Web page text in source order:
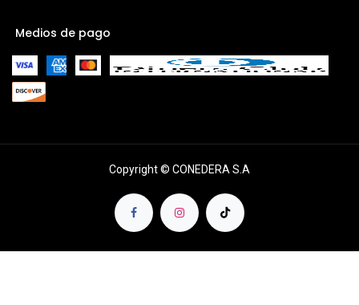
Medios de pago
Copyright © CONEDERA S.A